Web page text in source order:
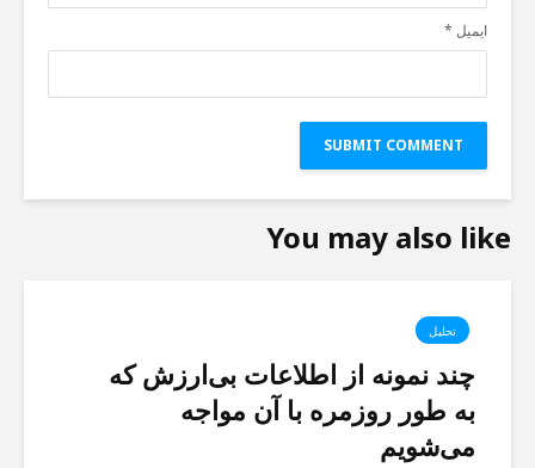
ایمیل *
You may also like
تحلیل
چند نمونه از اطلاعات بی‌ارزش که
به طور روزمره با آن مواجه
می‌شویم